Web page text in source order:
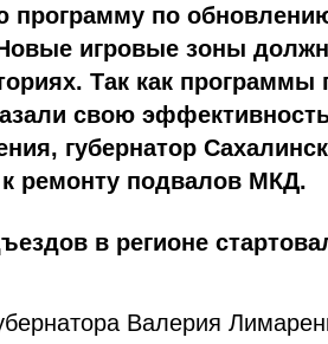
программу по
игровые зоны
Так как программы
свою
губернатор
к ремонту подвалов МКД.
в регионе
Валерия